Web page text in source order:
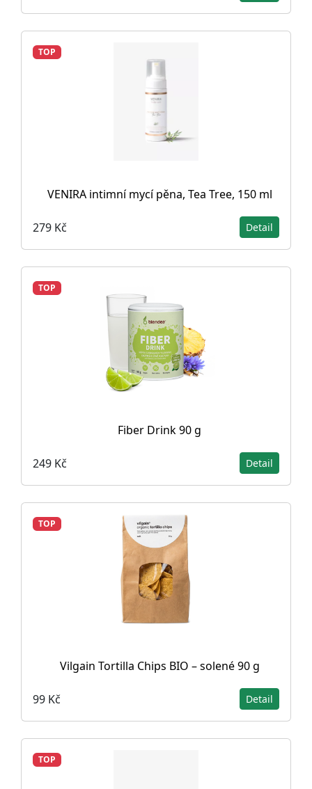
TOP
VENIRA intimní mycí pěna, Tea Tree, 150 ml
279 Kč Detail
TOP
Fiber Drink 90 g
249 Kč Detail
TOP
Vilgain Tortilla Chips BIO – solené 90 g
99 Kč Detail
TOP